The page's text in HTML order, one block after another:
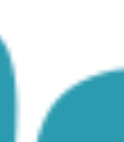
Rural»Muzea i
of Athienou